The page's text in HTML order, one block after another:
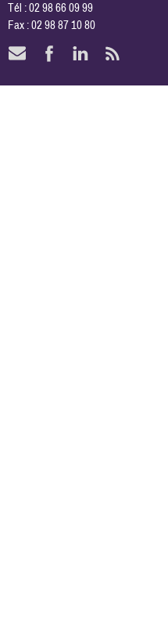
Tél : 02 98 66 09 99
Fax : 02 98 87 10 80